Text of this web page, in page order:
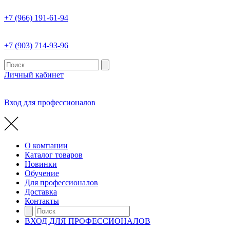
+7 (966) 191-61-94
+7 (903) 714-93-96
Личный кабинет
Вход для профессионалов
О компании
Каталог товаров
Новинки
Обучение
Для профессионалов
Доставка
Контакты
ВХОД ДЛЯ ПРОФЕССИОНАЛОВ